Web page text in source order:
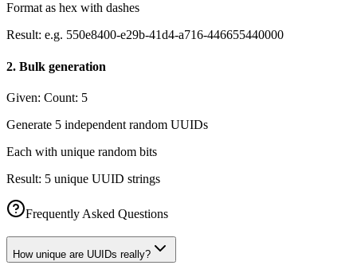
Format as hex with dashes
Result: e.g. 550e8400-e29b-41d4-a716-446655440000
2. Bulk generation
Given: Count: 5
Generate 5 independent random UUIDs
Each with unique random bits
Result: 5 unique UUID strings
Frequently Asked Questions
How unique are UUIDs really?